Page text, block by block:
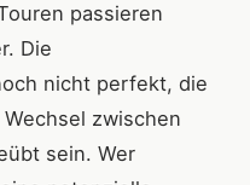
passieren
Die
nicht perfekt, die
zwischen
sein. Wer